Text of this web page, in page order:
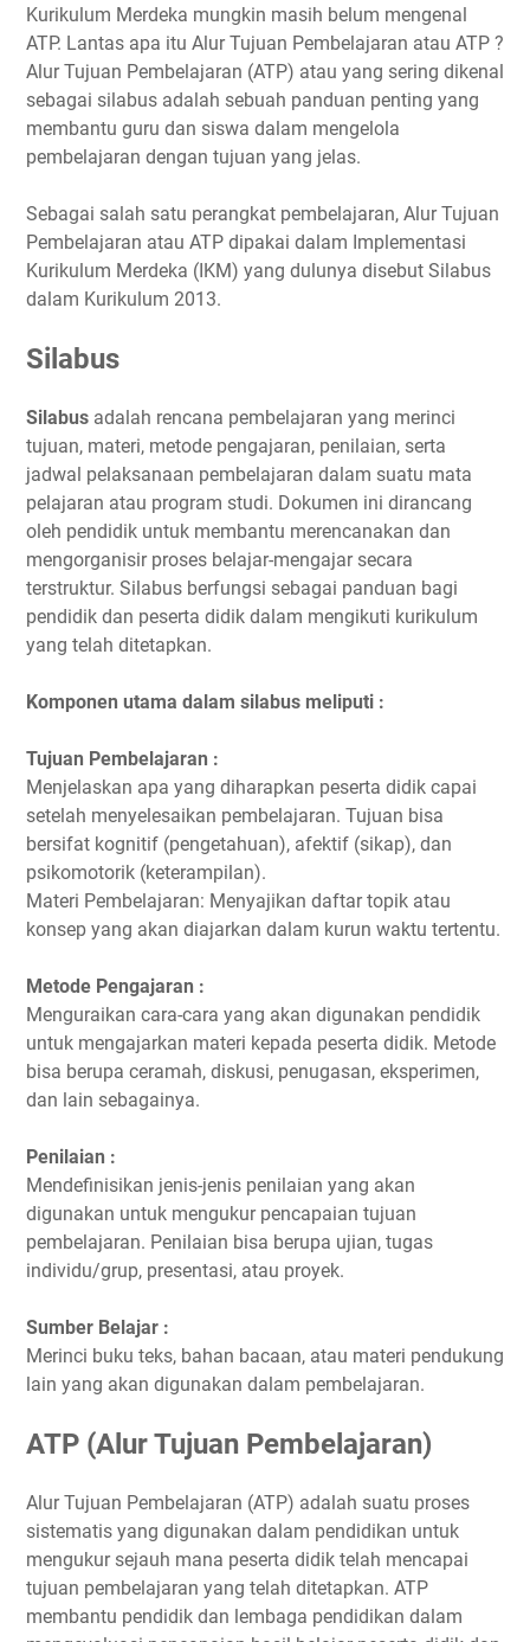
Kurikulum Merdeka mungkin masih belum mengenal
ATP. Lantas apa itu Alur Tujuan Pembelajaran atau ATP ?
Alur Tujuan Pembelajaran (ATP) atau yang sering dikenal
sebagai silabus adalah sebuah panduan penting yang
membantu guru dan siswa dalam mengelola
pembelajaran dengan tujuan yang jelas.
Sebagai salah satu perangkat pembelajaran, Alur Tujuan
Pembelajaran atau ATP dipakai dalam Implementasi
Kurikulum Merdeka (IKM) yang dulunya disebut Silabus
dalam Kurikulum 2013.
Silabus
Silabus adalah rencana pembelajaran yang merinci
tujuan, materi, metode pengajaran, penilaian, serta
jadwal pelaksanaan pembelajaran dalam suatu mata
pelajaran atau program studi. Dokumen ini dirancang
oleh pendidik untuk membantu merencanakan dan
mengorganisir proses belajar-mengajar secara
terstruktur. Silabus berfungsi sebagai panduan bagi
pendidik dan peserta didik dalam mengikuti kurikulum
yang telah ditetapkan.
Komponen utama dalam silabus meliputi :
Tujuan Pembelajaran :
Menjelaskan apa yang diharapkan peserta didik capai
setelah menyelesaikan pembelajaran. Tujuan bisa
bersifat kognitif (pengetahuan), afektif (sikap), dan
psikomotorik (keterampilan).
Materi Pembelajaran: Menyajikan daftar topik atau
konsep yang akan diajarkan dalam kurun waktu tertentu.
Metode Pengajaran :
Menguraikan cara-cara yang akan digunakan pendidik
untuk mengajarkan materi kepada peserta didik. Metode
bisa berupa ceramah, diskusi, penugasan, eksperimen,
dan lain sebagainya.
Penilaian :
Mendefinisikan jenis-jenis penilaian yang akan
digunakan untuk mengukur pencapaian tujuan
pembelajaran. Penilaian bisa berupa ujian, tugas
individu/grup, presentasi, atau proyek.
Sumber Belajar :
Merinci buku teks, bahan bacaan, atau materi pendukung
lain yang akan digunakan dalam pembelajaran.
ATP (Alur Tujuan Pembelajaran)
Alur Tujuan Pembelajaran (ATP) adalah suatu proses
sistematis yang digunakan dalam pendidikan untuk
mengukur sejauh mana peserta didik telah mencapai
tujuan pembelajaran yang telah ditetapkan. ATP
membantu pendidik dan lembaga pendidikan dalam